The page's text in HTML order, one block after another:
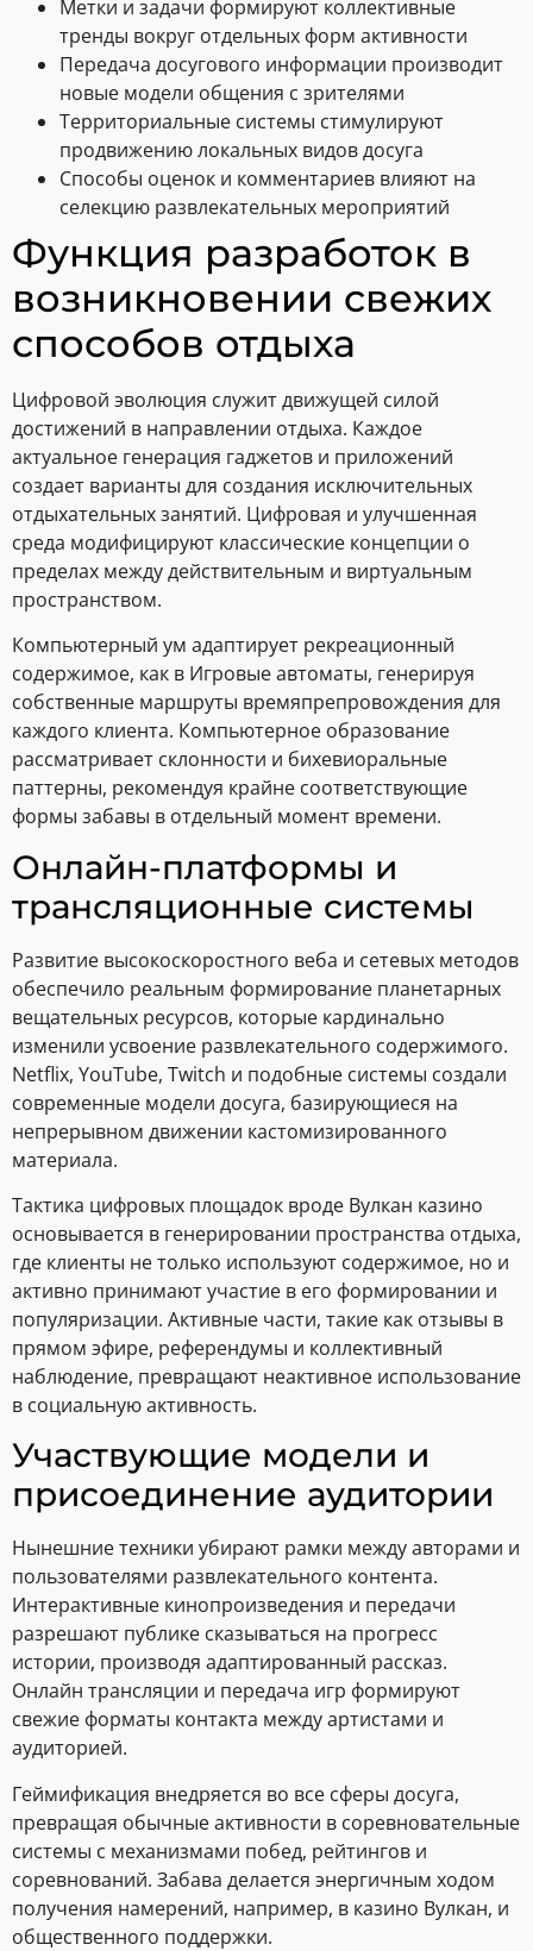
Метки и задачи формируют коллективные
тренды вокруг отдельных форм активности
Передача досугового информации производит
новые модели общения с зрителями
Территориальные системы стимулируют
продвижению локальных видов досуга
Способы оценок и комментариев влияют на
селекцию развлекательных мероприятий
Функция разработок в
возникновении свежих
способов отдыха
Цифровой эволюция служит движущей силой
достижений в направлении отдыха. Каждое
актуальное генерация гаджетов и приложений
создает варианты для создания исключительных
отдыхательных занятий. Цифровая и улучшенная
среда модифицируют классические концепции о
пределах между действительным и виртуальным
пространством.
Компьютерный ум адаптирует рекреационный
содержимое, как в Игровые автоматы, генерируя
собственные маршруты времяпрепровождения для
каждого клиента. Компьютерное образование
рассматривает склонности и бихевиоральные
паттерны, рекомендуя крайне соответствующие
формы забавы в отдельный момент времени.
Онлайн-платформы и
трансляционные системы
Развитие высокоскоростного веба и сетевых методов
обеспечило реальным формирование планетарных
вещательных ресурсов, которые кардинально
изменили усвоение развлекательного содержимого.
Netflix, YouTube, Twitch и подобные системы создали
современные модели досуга, базирующиеся на
непрерывном движении кастомизированного
материала.
Тактика цифровых площадок вроде Вулкан казино
основывается в генерировании пространства отдыха,
где клиенты не только используют содержимое, но и
активно принимают участие в его формировании и
популяризации. Активные части, такие как отзывы в
прямом эфире, референдумы и коллективный
наблюдение, превращают неактивное использование
в социальную активность.
Участвующие модели и
присоединение аудитории
Нынешние техники убирают рамки между авторами и
пользователями развлекательного контента.
Интерактивные кинопроизведения и передачи
разрешают публике сказываться на прогресс
истории, производя адаптированный рассказ.
Онлайн трансляции и передача игр формируют
свежие форматы контакта между артистами и
аудиторией.
Геймификация внедряется во все сферы досуга,
превращая обычные активности в соревновательные
системы с механизмами побед, рейтингов и
соревнований. Забава делается энергичным ходом
получения намерений, например, в казино Вулкан, и
общественного поддержки.